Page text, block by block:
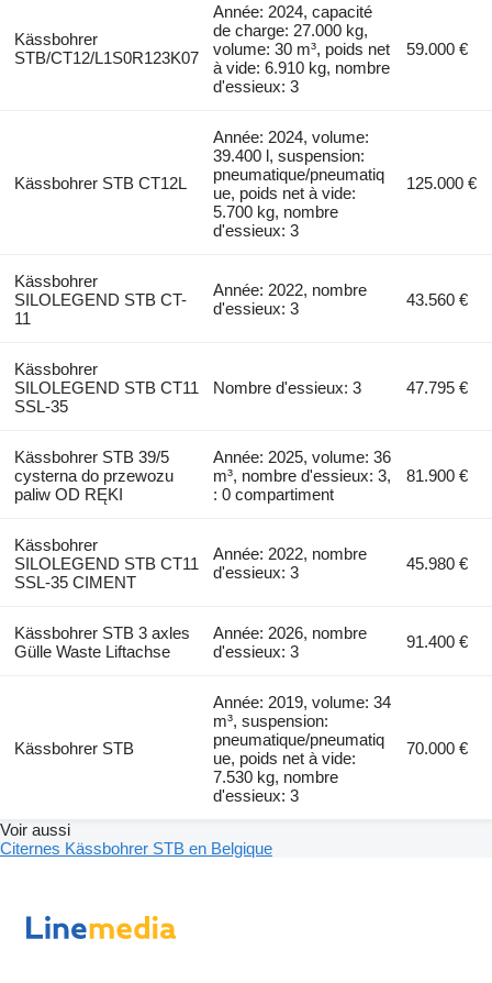
Kässbohrer
STB/CT12/L1S0R123K07
Année: 2024, capacité
de charge: 27.000 kg,
volume: 30 m³, poids net
à vide: 6.910 kg, nombre
d'essieux: 3
59.000 €
Kässbohrer STB CT12L
Année: 2024, volume:
39.400 l, suspension:
pneumatique/pneumatiq
ue, poids net à vide:
5.700 kg, nombre
d'essieux: 3
125.000 €
Kässbohrer
SILOLEGEND STB CT-
11
Année: 2022, nombre
d'essieux: 3
43.560 €
Kässbohrer
SILOLEGEND STB CT11
SSL-35
Nombre d'essieux: 3 47.795 €
Kässbohrer STB 39/5
cysterna do przewozu
paliw OD RĘKI
Année: 2025, volume: 36
m³, nombre d'essieux: 3,
: 0 compartiment
81.900 €
Kässbohrer
SILOLEGEND STB CT11
SSL-35 CIMENT
Année: 2022, nombre
d'essieux: 3
45.980 €
Kässbohrer STB 3 axles
Gülle Waste Liftachse
Année: 2026, nombre
d'essieux: 3
91.400 €
Kässbohrer STB
Année: 2019, volume: 34
m³, suspension:
pneumatique/pneumatiq
ue, poids net à vide:
7.530 kg, nombre
d'essieux: 3
70.000 €
Voir aussi
Citernes Kässbohrer STB en Belgique